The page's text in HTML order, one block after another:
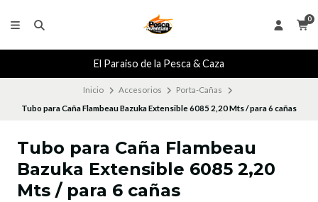
0
El Paraiso de la Pesca & Caza
Inicio Accesorios
Porta-Cañas
Tubo para Caña Flambeau Bazuka Extensible 6085 2,20 Mts / para 6 cañas
Tubo para Caña Flambeau
Bazuka Extensible 6085 2,20
Mts / para 6 cañas